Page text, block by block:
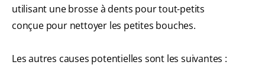
utilisant une brosse à dents pour tout-petits
conçue pour nettoyer les petites bouches.
Les autres causes potentielles sont les suivantes :